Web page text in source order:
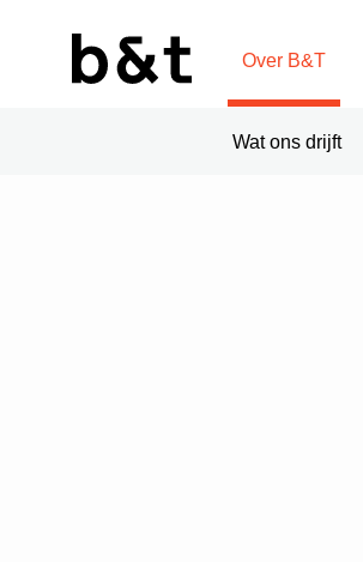
Over B&T
Wat ons drijft